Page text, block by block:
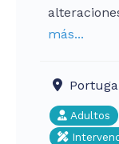
más...
Adultos